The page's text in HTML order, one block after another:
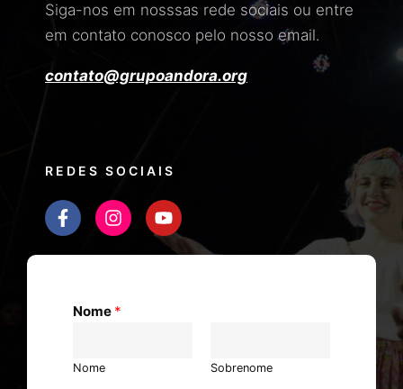
Siga-nos em nosssas rede sociais ou entre
em contato conosco pelo nosso email.
contato@grupoandora.org
REDES SOCIAIS
Nome *
Nome Sobrenome